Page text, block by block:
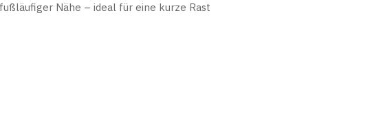
Nähe – ideal für eine kurze Rast